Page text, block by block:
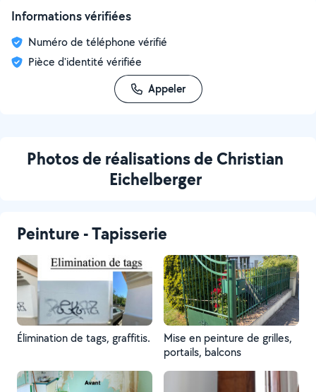
Informations vérifiées
Numéro de téléphone vérifié
Pièce d'identité vérifiée
Appeler
Photos de réalisations de Christian
Eichelberger
Peinture - Tapisserie
Élimination de tags, graffitis.
Mise en peinture de grilles,
portails, balcons